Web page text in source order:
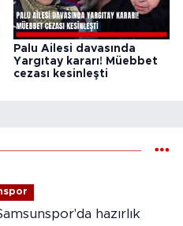
Palu Ailesi davasında
Yargıtay kararı! Müebbet
cezası kesinleşti